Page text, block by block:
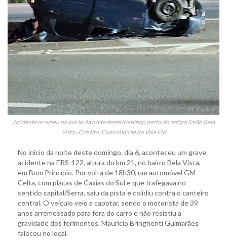
Acidente ocorreu no início da noite deste domingo perto do antigo Salão Bela
Vista - Crédito: Comunidade do Vale FM
No início da noite deste domingo, dia 6, aconteceu um grave
acidente na ERS-122, altura do km 21, no bairro Bela Vista,
em Bom Princípio. Por volta de 18h30, um automóvel GM
Celta, com placas de Caxias do Sul e que trafegava no
sentido capital/Serra, saiu da pista e colidiu contra o canteiro
central. O veículo veio a capotar, sendo o motorista de 39
anos arremessado para fora do carro e não resistiu a
gravidade dos ferimentos. Maurício Bringhenti Guimarães
faleceu no local.